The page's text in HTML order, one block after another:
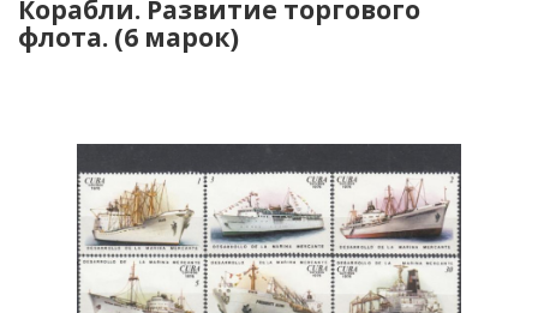
Корабли. Развитие торгового
флота. (6 марок)